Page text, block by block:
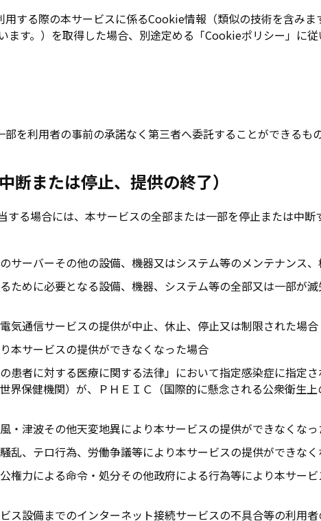
する際の本サービスに係るCookie情報（類似の技術を含み
ます。）を取得した場合、別途定める「Cookieポリシー」に
を利用者の事前の承諾なく第三者へ委託することができるもの
断または停止、提供の終了）
する場合には、本サービスの全部または一部を停止または中断
サーバーその他の設備、機器又はシステム等のメンテナンス
ために必要となる設備、機器、システム等の全部又は一部が
気通信サービスの提供が中止、休止、停止又は制限された場合
本サービスの提供ができなくなった場合
患者に対する医療に関する法律」において指定感染症に指定
界保健機関）が、ＰＨＥＩＣ（国際的に懸念される公衆衛生
・津波その他天変地異により本サービスの提供ができなくな
乱、テロ行為、労働争議等により本サービスの提供ができな
権力による命令・処分その他政府による行為等により本サー
ス設備までのインターネット接続サービスの不具合等の利用